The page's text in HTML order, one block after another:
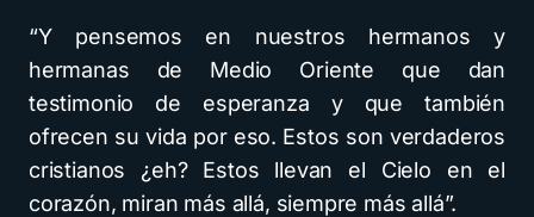
“Y pensemos en nuestros hermanos y
hermanas de Medio Oriente que dan
testimonio de esperanza y que también
ofrecen su vida por eso. Estos son verdaderos
cristianos ¿eh? Estos llevan el Cielo en el
corazón, miran más allá, siempre más allá”.